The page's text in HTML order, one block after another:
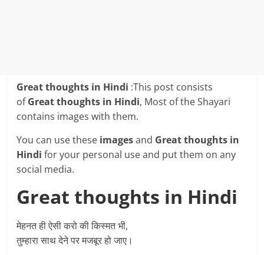
Great thoughts in Hindi :This post consists
ofGreat thoughts in Hindi, Most of the Shayari
contains images with them.
You can use these imagesand Great thoughts in
Hindi for your personal use and put them on any
social media.
Great thoughts in Hindi
मेहनत ही ऐसी करो की किस्मत भी,
तुम्हारा साथ देने पर मजबूर हो जाए।